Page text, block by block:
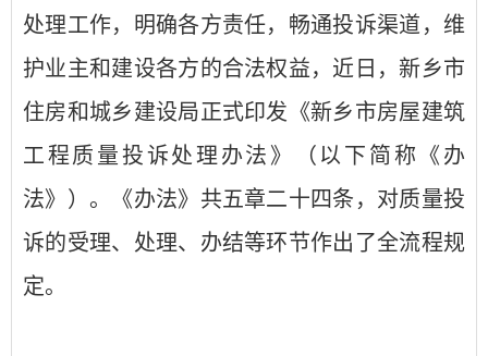
处理工作，明确各方责任，畅通投诉渠道，维
护业主和建设各方的合法权益，近日，新乡市
住房和城乡建设局正式印发《新乡市房屋建筑
工程质量投诉处理办法》（以下简称《办
法》）。《办法》共五章二十四条，对质量投
诉的受理、处理、办结等环节作出了全流程规
定。